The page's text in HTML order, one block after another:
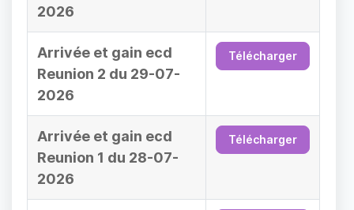
2026
Arrivée et gain ecd
Reunion 2 du 29-07-
2026
Télécharger
Arrivée et gain ecd
Reunion 1 du 28-07-
2026
Télécharger